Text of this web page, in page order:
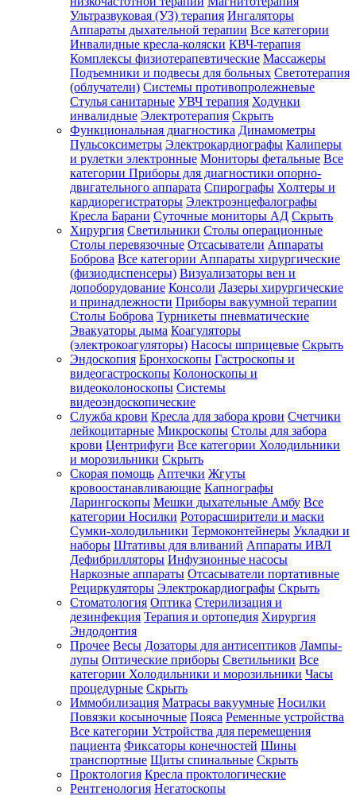
Ультразвуковая (УЗ) терапия Ингаляторы
Аппараты дыхательной терапии Все категории
Инвалидные кресла-коляски КВЧ-терапия
Комплексы физиотерапевтические Массажеры
Подъемники и подвесы для больных Светотерапия
(облучатели) Системы противопролежневые
Стулья санитарные УВЧ терапия Ходунки
инвалидные Электротерапия Скрыть
Функциональная диагностика Динамометры
Пульсоксиметры Электрокардиографы Калиперы
и рулетки электронные Мониторы фетальные Все
категории Приборы для диагностики опорно-
двигательного аппарата Спирографы Холтеры и
кардиорегистраторы Электроэнцефалографы
Кресла Барани Суточные мониторы АД Скрыть
Хирургия Светильники Столы операционные
Столы перевязочные Отсасыватели Аппараты
Боброва Все категории Аппараты хирургические
(физиодиспенсеры) Визуализаторы вен и
допоборудование Консоли Лазеры хирургические
и принадлежности Приборы вакуумной терапии
Столы Боброва Турникеты пневматические
Эвакуаторы дыма Коагуляторы
(электрокоагуляторы) Насосы шприцевые Скрыть
Эндоскопия Бронхоскопы Гастроскопы и
видеогастроскопы Колоноскопы и
видеоколоноскопы Системы
видеоэндоскопические
Служба крови Кресла для забора крови Счетчики
лейкоцитарные Микроскопы Столы для забора
крови Центрифуги Все категории Холодильники
и морозильники Скрыть
Скорая помощь Аптечки Жгуты
кровоостанавливающие Капнографы
Ларингоскопы Мешки дыхательные Амбу Все
категории Носилки Роторасширители и маски
Сумки-холодильники Термоконтейнеры Укладки и
наборы Штативы для вливаний Аппараты ИВЛ
Дефибрилляторы Инфузионные насосы
Наркозные аппараты Отсасыватели портативные
Рециркуляторы Электрокардиографы Скрыть
Стоматология Оптика Стерилизация и
дезинфекция Терапия и ортопедия Хирургия
Эндодонтия
Прочее Весы Дозаторы для антисептиков Лампы-
лупы Оптические приборы Светильники Все
категории Холодильники и морозильники Часы
процедурные Скрыть
Иммобилизация Матрасы вакуумные Носилки
Повязки косыночные Пояса Ременные устройства
Все категории Устройства для перемещения
пациента Фиксаторы конечностей Шины
транспортные Щиты спинальные Скрыть
Проктология Кресла проктологические
Рентгенология Негатоскопы